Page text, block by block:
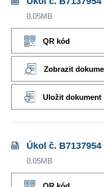
0.05MB
QR kód
Zobrazit
Uložit dokument
Úkol č.
0.05MB